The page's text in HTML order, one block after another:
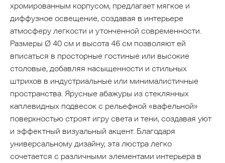
хромированным корпусом, предлагает мягкое и
диффузное освещение, создавая в интерьере
атмосферу легкости и утонченной современности.
Размеры Ø 40 см и высота 46 см позволяют ей
вписаться в просторные гостиные или высокие
столовые, добавляя насыщенности и стильных
штрихов в индустриальные или минималистичные
пространства. Ярусные абажуры из стеклянных
каплевидных подвесок с рельефной «вафельной»
поверхностью строят игру света и тени, создавая уют
и эффектный визуальный акцент. Благодаря
универсальному дизайну, эта люстра легко
сочетается с различными элементами интерьера в